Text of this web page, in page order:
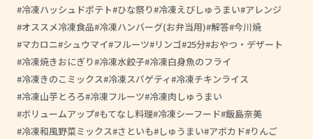
冷凍ハッシュドポテト ひな祭り 冷凍えびしゅうまい アレンジ
オススメ冷凍食品 冷凍ハンバーグ(お弁当用) 解答 今川焼
マカロニ シュウマイ フルーツ リンゴ 25分 おやつ・デザート
冷凍焼きおにぎり 冷凍水餃子 冷凍白身魚のフライ
冷凍きのこミックス 冷凍スパゲティ 冷凍チキンライス
冷凍山芋とろろ 冷凍フルーツ 冷凍肉しゅうまい
ボリュームアップ もてなし料理 冷凍シーフード 飯島奈美
冷凍和風野菜ミックス さといも しゅうまい アボカド りんご